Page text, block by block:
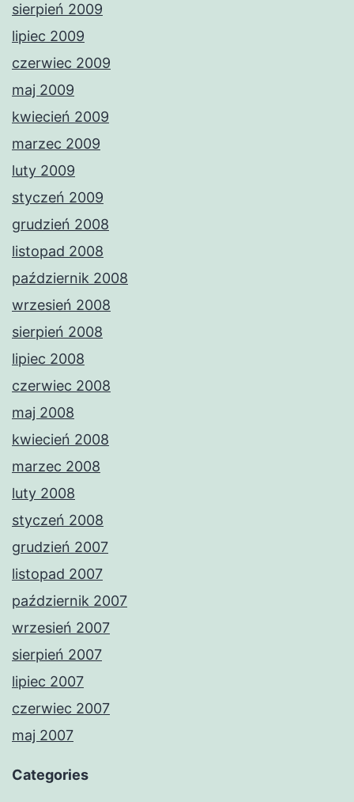
sierpień 2009
lipiec 2009
czerwiec 2009
maj 2009
kwiecień 2009
marzec 2009
luty 2009
styczeń 2009
grudzień 2008
listopad 2008
październik 2008
wrzesień 2008
sierpień 2008
lipiec 2008
czerwiec 2008
maj 2008
kwiecień 2008
marzec 2008
luty 2008
styczeń 2008
grudzień 2007
listopad 2007
październik 2007
wrzesień 2007
sierpień 2007
lipiec 2007
czerwiec 2007
maj 2007
Categories